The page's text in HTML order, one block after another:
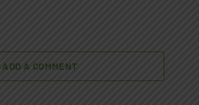
ADD A COMMENT